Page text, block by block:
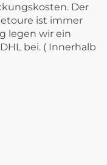
Der
ist immer
legen wir ein
bei. ( Innerhalb